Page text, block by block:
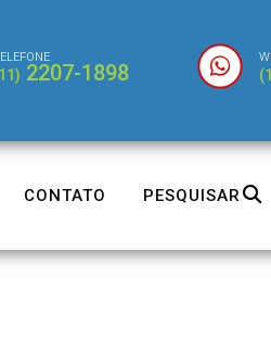
2207-1898
CONTATO PESQUISAR